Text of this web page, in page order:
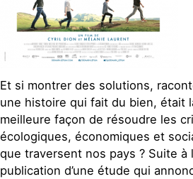
Et si montrer des solutions,
une histoire qui fait du bien, était
meilleure façon de résoudre les
écologiques, économiques et
que traversent nos pays ? Suite à
publication d’une étude qui